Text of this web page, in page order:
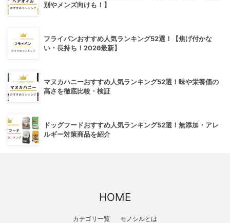
別やメンズ向けも！】
フライパンおすすめ人気ランキング52選！【焦げ付かな
い・長持ち！2026最新】
マヌカハニーおすすめ人気ランキング52選！味や栄養価の
高さを徹底比較・検証
ドッグフードおすすめ人気ランキング52選！無添加・アレ
ルギー対策商品を紹介
HOME
カテゴリ一覧 モノシルとは